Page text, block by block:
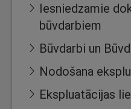
Iesniedzamie
būvdarbiem
Būvdarbi un
Nodošana
Ekspluatācijas